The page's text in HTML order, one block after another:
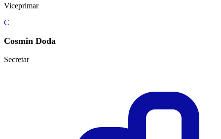
Viceprimar
C
Cosmin Doda
Secretar